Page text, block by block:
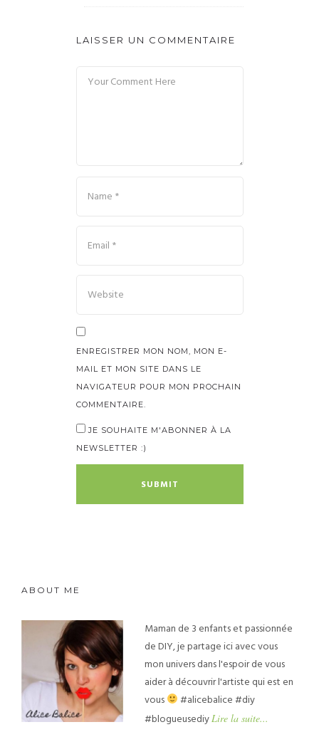
LAISSER UN COMMENTAIRE
ENREGISTRER MON NOM, MON E-
MAIL ET MON SITE DANS LE
NAVIGATEUR POUR MON PROCHAIN
COMMENTAIRE.
JE SOUHAITE M'ABONNER À LA
NEWSLETTER :)
ABOUT ME
Maman de 3 enfants et passionnée
de DIY, je partage ici avec vous
mon univers dans l'espoir de vous
aider à découvrir l'artiste qui est en
vous
#alicebalice #diy
#blogueusediyLire la suite...